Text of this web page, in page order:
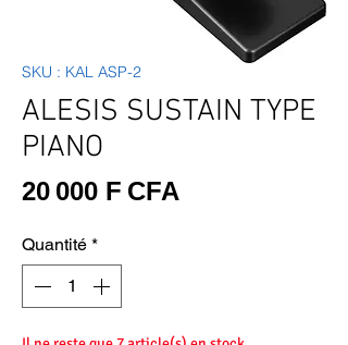
SKU : KAL ASP-2
ALESIS SUSTAIN TYPE
PIANO
20 000 F CFA
Quantité *